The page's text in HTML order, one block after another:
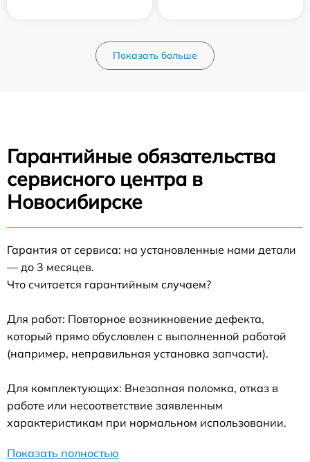
Показать больше
Гарантийные обязательства
сервисного центра в
Новосибирске
Гарантия от сервиса: на установленные нами детали
— до 3 месяцев.
Что считается гарантийным случаем?
Для работ: Повторное возникновение дефекта,
который прямо обусловлен с выполненной работой
(например, неправильная установка запчасти).
Для комплектующих: Внезапная поломка, отказ в
работе или несоответствие заявленным
характеристикам при нормальном использовании.
Показать полностью